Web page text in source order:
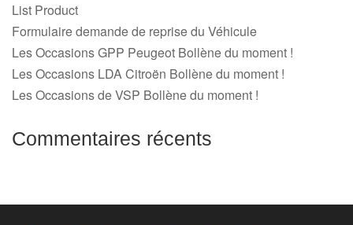
List Product
Formulaire demande de reprise du Véhicule
Les Occasions GPP Peugeot Bollène du moment !
Les Occasions LDA Citroën Bollène du moment !
Les Occasions de VSP Bollène du moment !
Commentaires récents